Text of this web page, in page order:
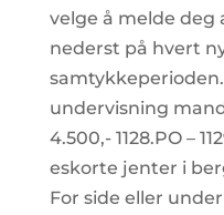
velge å melde
nederst på hvert
undervisning
4.500,- 1128.PO –
eskorte jenter i
For side eller